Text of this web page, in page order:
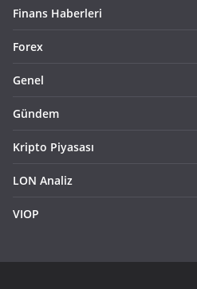
Finans Haberleri
Forex
Genel
Gündem
Kripto Piyasası
LON Analiz
VIOP